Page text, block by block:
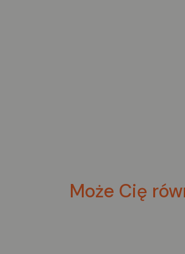
Może Cię